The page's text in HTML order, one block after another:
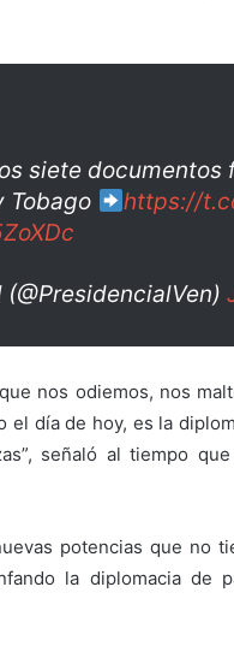
siete documentos
Tobago
https://
nos odiemos, nos
el día de hoy, es la
señaló al tiempo
potencias que no
la diplomacia de